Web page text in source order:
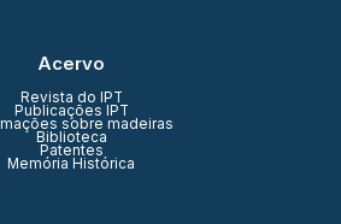
Acervo
Revista do IPT
Publicações IPT
sobre madeiras
Biblioteca
Patentes
Memória Histórica